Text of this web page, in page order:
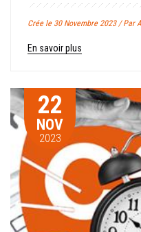
Crée le 30 Novembre 2023 / Par
En savoir plus
22
NOV
2023